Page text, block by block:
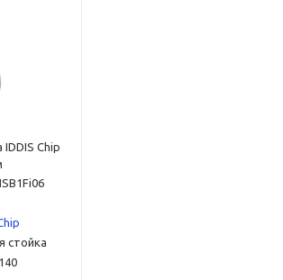
Chip
стойка
140